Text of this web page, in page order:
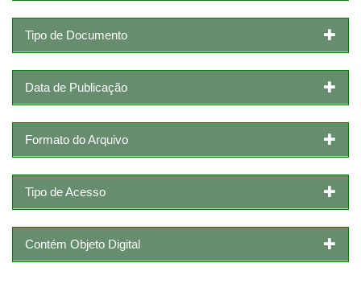
Tipo de Documento
Data de Publicação
Formato do Arquivo
Tipo de Acesso
Contém Objeto Digital